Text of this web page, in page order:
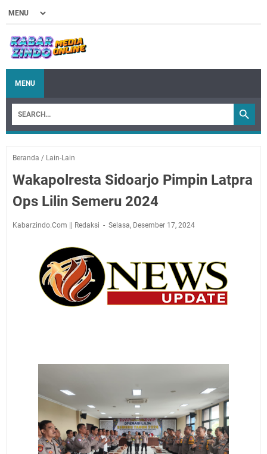
MENU
Beranda / Lain-Lain
Wakapolresta Sidoarjo Pimpin Latpra
Ops Lilin Semeru 2024
Kabarzindo.Com || Redaksi Selasa, Desember 17, 2024